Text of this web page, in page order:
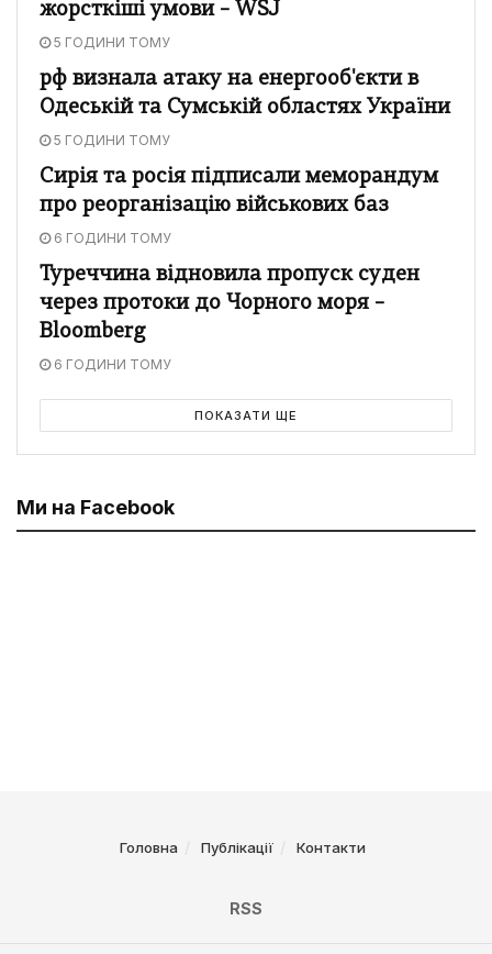
жорсткіші умови – WSJ
5 ГОДИНИ ТОМУ
рф визнала атаку на енергооб'єкти в
Одеській та Сумській областях України
5 ГОДИНИ ТОМУ
Сирія та росія підписали меморандум
про реорганізацію військових баз
6 ГОДИНИ ТОМУ
Туреччина відновила пропуск суден
через протоки до Чорного моря –
Bloomberg
6 ГОДИНИ ТОМУ
ПОКАЗАТИ ЩЕ
Ми на Facebook
Головна Публікації Контакти
RSS